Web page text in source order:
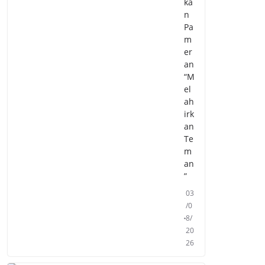
n
Pa
m
er
an
“M
el
ah
irk
an
Te
m
an
”
03
/0
8/
20
26